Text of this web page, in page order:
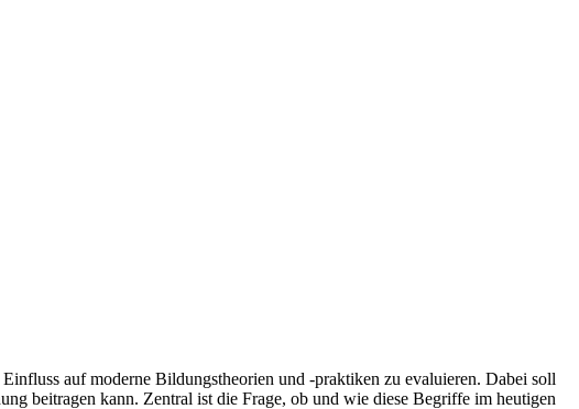
auf moderne Bildungstheorien und -praktiken zu evaluieren. Dabei soll
beitragen kann. Zentral ist die Frage, ob und wie diese Begriffe im heutigen